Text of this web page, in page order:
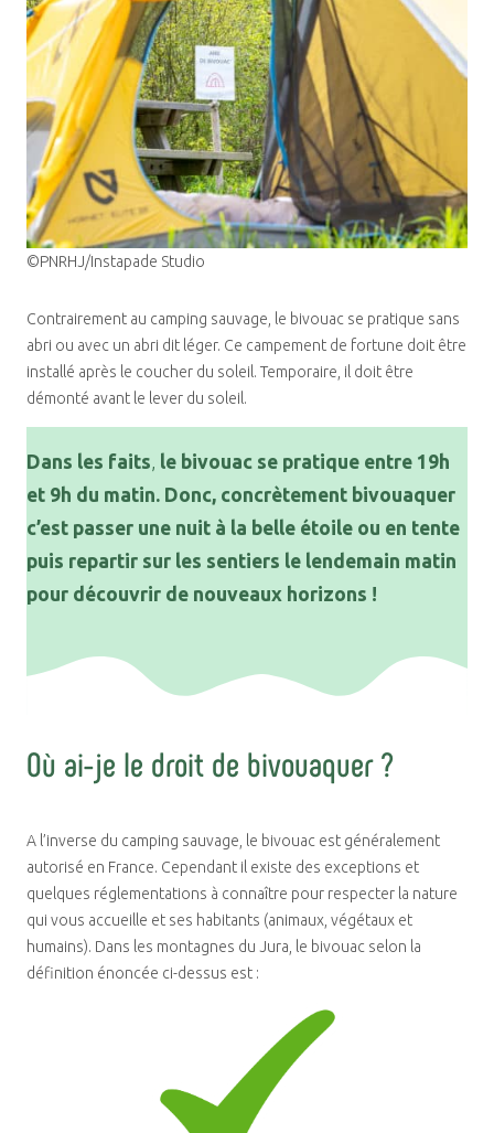
©PNRHJ/Instapade Studio
Contrairement au camping sauvage, le bivouac se pratique sans
abri ou avec un abri dit léger. Ce campement de fortune doit être
installé après le coucher du soleil. Temporaire, il doit être
démonté avant le lever du soleil.
Dans les faits, le bivouac se pratique entre 19h
et 9h du matin. Donc, concrètement bivouaquer
c’est passer une nuit à la belle étoile ou en tente
puis repartir sur les sentiers le lendemain matin
pour découvrir de nouveaux horizons !
Où ai-je le droit de bivouaquer ?
A l’inverse du camping sauvage, le bivouac est généralement
autorisé en France. Cependant il existe des exceptions et
quelques réglementations à connaître pour respecter la nature
qui vous accueille et ses habitants (animaux, végétaux et
humains). Dans les montagnes du Jura, le bivouac selon la
définition énoncée ci-dessus est :